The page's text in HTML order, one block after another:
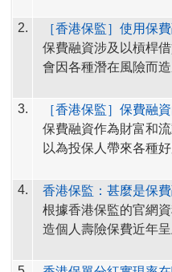
年Sun Club卓越夥伴
項，中國人壽海外五
Top Performing
睿豐與十多家香港保
公司直接合作，提供
公司包括永明、富衛
香港主要保險公司
戶的財富管理目標。
2.
［香港保監］使用保
保費融資涉及以槓桿
會因各種潛在風險而
用保費融資投購人壽
你衡量當中的利弊：
文https://
3.
［香港保監］保費融
保費融資作為財富和
以為投保人帶來各種
好處背後隱藏的各種
文https://
4.
香港保監：甚麼是保
根據香港保監的官網
造個人壽險保費近年